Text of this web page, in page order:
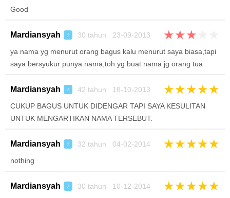
Good
Mardiansyah ♂ 30 tahun 23-09-2013 ★★★
ya nama yg menurut orang bagus kalu menurut saya biasa,tapi
saya bersyukur punya nama,toh yg buat nama jg orang tua
Mardiansyah ♂ 42 tahun 18-10-2013 ★★★★★
CUKUP BAGUS UNTUK DIDENGAR TAPI SAYA KESULITAN
UNTUK MENGARTIKAN NAMA TERSEBUT.
Mardiansyah ♂ 32 tahun 04-02-2014 ★★★★★
nothing
Mardiansyah ♂ 30 tahun 10-12-2014 ★★★★★